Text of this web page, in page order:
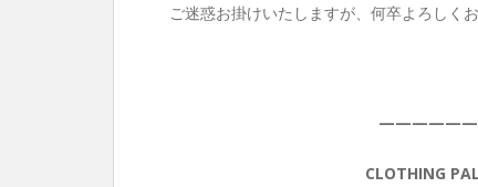
ご迷惑お掛けいたしますが、何卒よろしく
CLOTHING